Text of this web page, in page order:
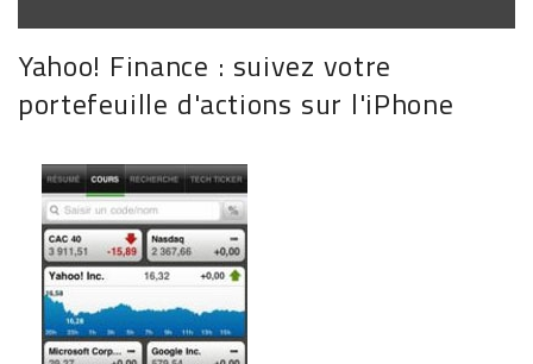
Yahoo! Finance : suivez votre
portefeuille d'actions sur l'iPhone